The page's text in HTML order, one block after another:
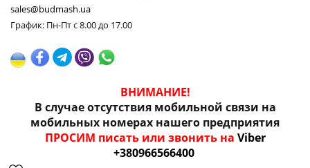
sales@budmash.ua
График: Пн-Пт с 8.00 до 17.00
ВНИМАНИЕ!
В случае отсутствия мобильной связи на
мобильных номерах нашего предприятия
ПРОСИМ писать или звонить на Viber
+380966566400